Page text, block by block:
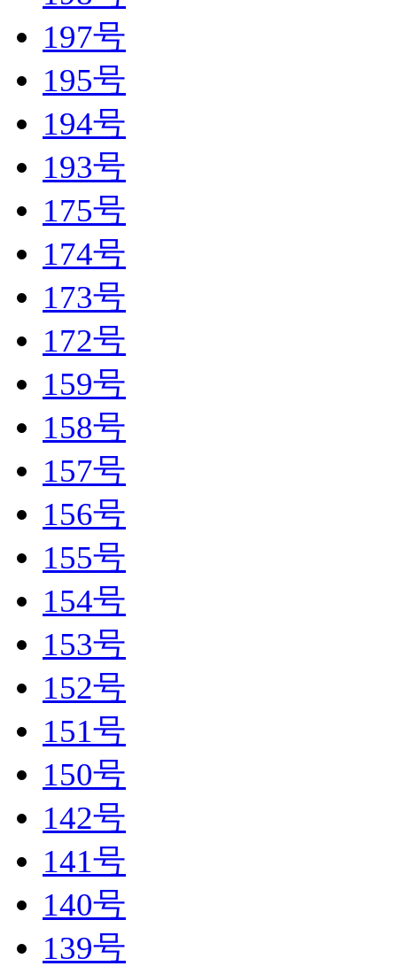
197号
195号
194号
193号
175号
174号
173号
172号
159号
158号
157号
156号
155号
154号
153号
152号
151号
150号
142号
141号
140号
139号